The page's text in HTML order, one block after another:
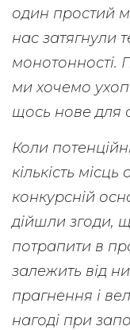
один простий
нас затягнули
монотонності.
ми хочемо
щось нове для
Коли
кількість
конкурсній
дійшли згоди,
потрапити в
залежить від
прагнення і
нагоді при